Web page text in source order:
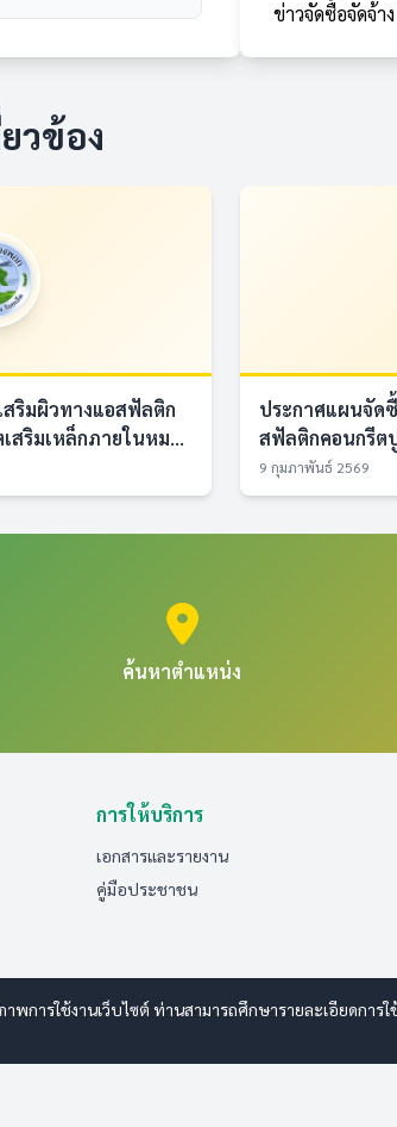
ข่าวจัดซื้อจัดจ้าง
วข้อง
สริมผิวทางแอสฟัลติก
สริมเหล็กภายในหม...
ประกาศแผนจัด
สฟัลติกคอนกรีต
9 กุมภาพันธ์ 2569
ค้นหาตำแหน่ง
การให้บริการ
เอกสารและรายงาน
คู่มือประชาชน
ารใช้งานเว็บไซต์ ท่านสามารถศึกษารายละเอียดการใ